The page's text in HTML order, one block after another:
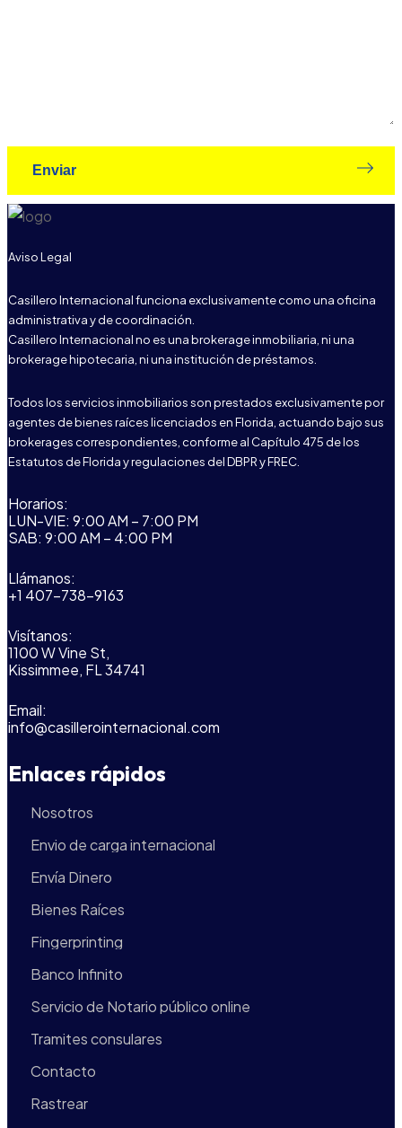
Aviso Legal
Casillero Internacional funciona exclusivamente como una oficina
administrativa y de coordinación.
Casillero Internacional no es una brokerage inmobiliaria, ni una
brokerage hipotecaria, ni una institución de préstamos.
Todos los servicios inmobiliarios son prestados exclusivamente por
agentes de bienes raíces licenciados en Florida, actuando bajo sus
brokerages correspondientes, conforme al Capítulo 475 de los
Estatutos de Florida y regulaciones del DBPR y FREC.
Horarios:
LUN-VIE: 9:00 AM – 7:00 PM
SAB: 9:00 AM – 4:00 PM
Llámanos:
+1 407-738-9163
Visítanos:
1100 W Vine St,
Kissimmee, FL 34741
Email:
info@casillerointernacional.com
Enlaces rápidos
Nosotros
Envio de carga internacional
Envía Dinero
Bienes Raíces
Fingerprinting
Banco Infinito
Servicio de Notario público online
Tramites consulares
Contacto
Rastrear